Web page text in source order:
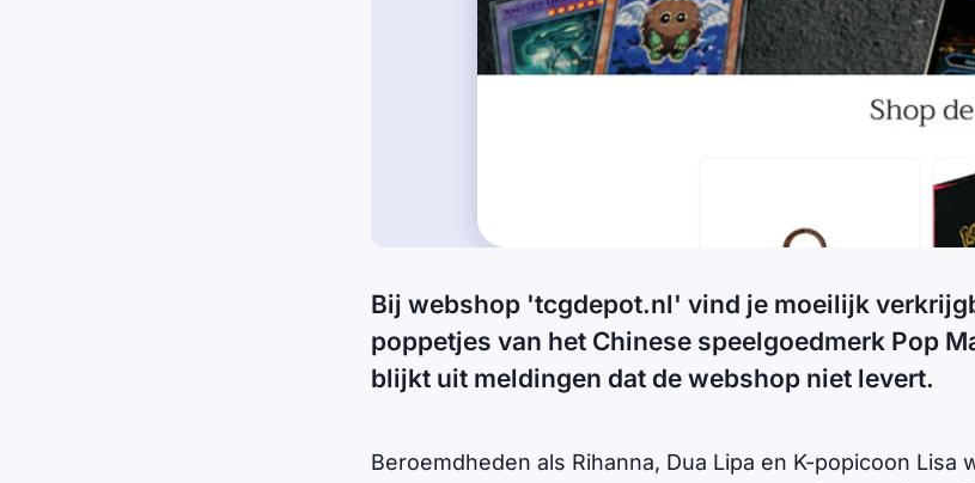
Bij webshop 'tcgdepot.nl' vind je moeilijk
poppetjes van het Chinese speelgoedmerk Pop
blijkt uit meldingen dat de webshop niet levert.
Beroemdheden als Rihanna, Dua Lipa en K-popicoon Lisa